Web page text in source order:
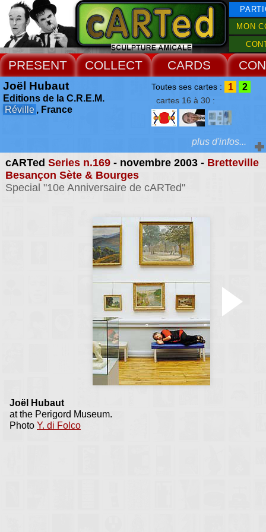
MON
PRESENT COLLECT CARDS
cARTed Series n.169- novembre 2003 - Bretteville
Besançon Sète & Bourges
Special "10e Anniversaire de cARTed"
Joël Hubaut
at the Perigord Museum.
Photo Y. di Folco
Joël Hubaut
Editions de la C.R.E.M.
Réville , France
Toutes ses cartes : 1 2
cartes 16 à 30 :
Extras :
gothique populaire,
engendre,
concentrique, dans
directions, les pales de
plus larges, les
rapides et bien plus
plus d'infos...